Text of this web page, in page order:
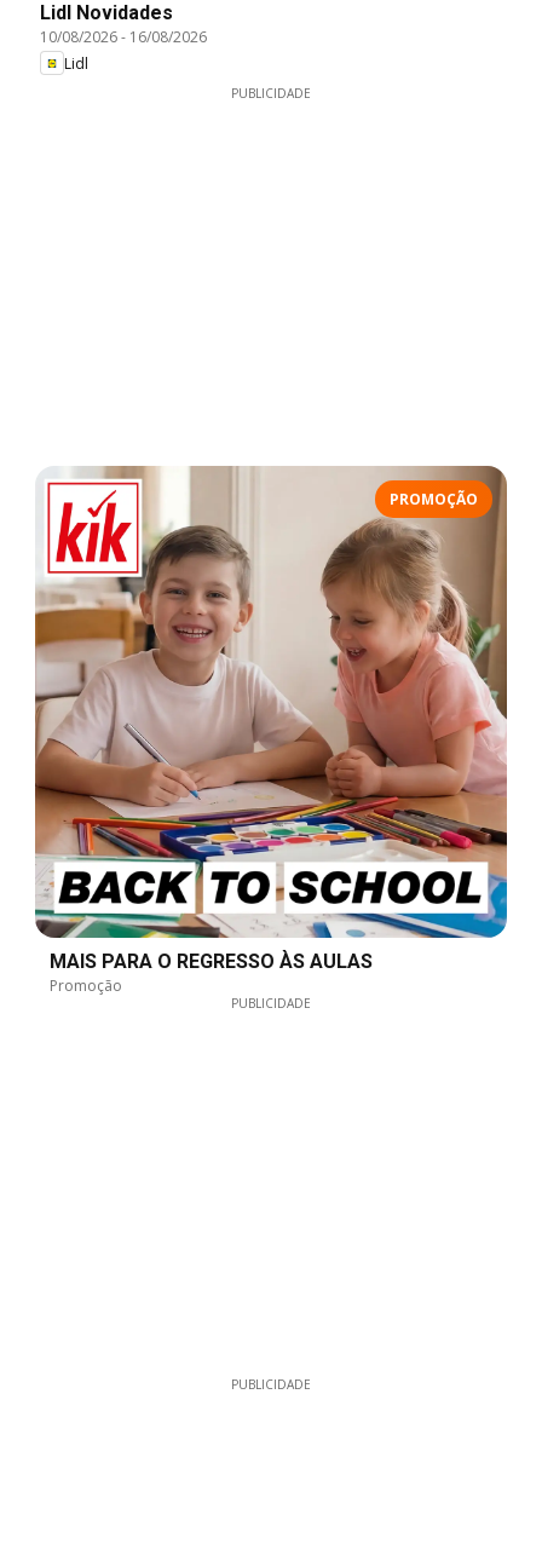
Lidl Novidades
10/08/2026- 16/08/2026
Lidl
PUBLICIDADE
PROMOÇÃO
MAIS PARA O REGRESSO ÀS AULAS
Promoção
PUBLICIDADE
PUBLICIDADE